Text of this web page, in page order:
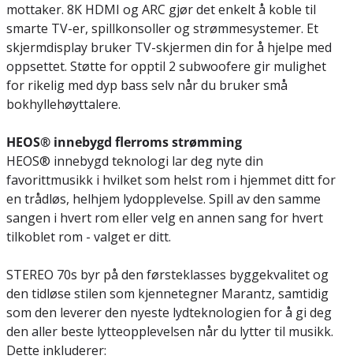
mottaker. 8K HDMI og ARC gjør det enkelt å koble til
smarte TV-er, spillkonsoller og strømmesystemer. Et
skjermdisplay bruker TV-skjermen din for å hjelpe med
oppsettet. Støtte for opptil 2 subwoofere gir mulighet
for rikelig med dyp bass selv når du bruker små
bokhyllehøyttalere.
HEOS® innebygd flerroms strømming
HEOS® innebygd teknologi lar deg nyte din
favorittmusikk i hvilket som helst rom i hjemmet ditt for
en trådløs, helhjem lydopplevelse. Spill av den samme
sangen i hvert rom eller velg en annen sang for hvert
tilkoblet rom - valget er ditt.
STEREO 70s byr på den førsteklasses byggekvalitet og
den tidløse stilen som kjennetegner Marantz, samtidig
som den leverer den nyeste lydteknologien for å gi deg
den aller beste lytteopplevelsen når du lytter til musikk.
Dette inkluderer: